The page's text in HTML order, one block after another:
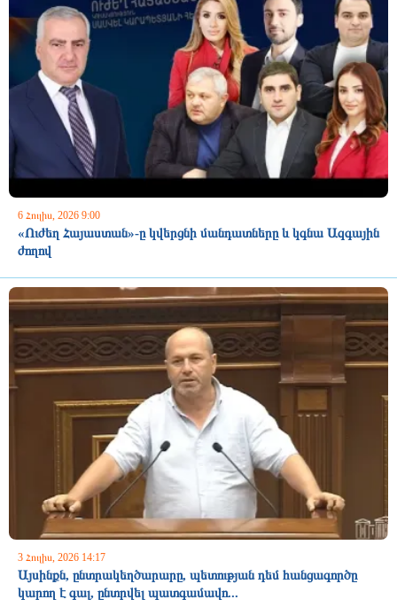
6 Հուլիս, 2026 9:00
«Ուժեղ Հայաստան»-ը կվերցնի մանդատները և կգնա Ազգային
ժողով
3 Հուլիս, 2026 14:17
Այսինքն, ընտրակեղծարարը, պետության դեմ հանցագործը
կարող է գալ, ընտրվել պատգամավո...